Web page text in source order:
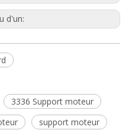
d'un:
3336 Support moteur
support moteur